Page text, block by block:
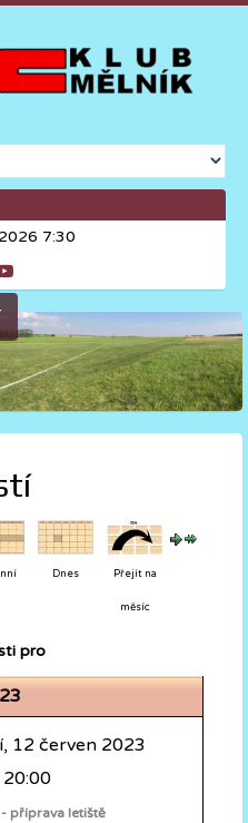
7:30
Dnes Přejít na
měsíc
pro
12 červen 2023
- příprava letiště